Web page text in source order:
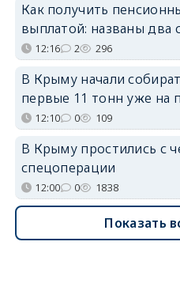
Как получить
выплатой: названы два
12:16 2 296
В Крыму начали
первые 11 тонн уже на
12:10 0 109
В Крыму простились с
спецоперации
12:00 0 1838
Показать